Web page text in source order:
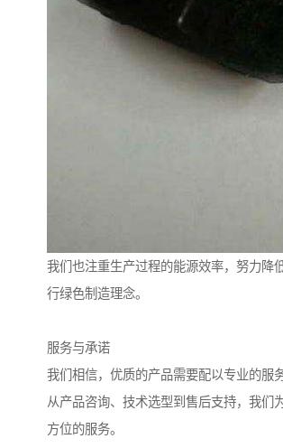
我们也注重生产过程的能源效率，努力降
行绿色制造理念。
服务与承诺
我们相信，优质的产品需要配以专业的服务
从产品咨询、技术选型到售后支持，我们
方位的服务。